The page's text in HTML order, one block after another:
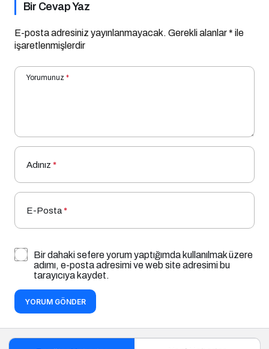
Bir Cevap Yaz
E-posta adresiniz yayınlanmayacak. Gerekli alanlar* ile
işaretlenmişlerdir
Yorumunuz *
Adınız *
E-Posta*
Bir dahaki sefere yorum yaptığımda kullanılmak üzere
adımı, e-posta adresimi ve web site adresimi bu
tarayıcıya kaydet.
YORUM GÖNDER